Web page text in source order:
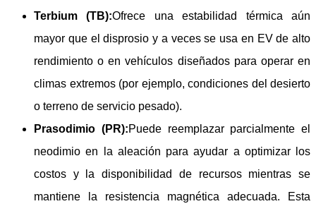
Terbium (TB):Ofrece una estabilidad térmica aún
mayor que el disprosio y a veces se usa en EV de alto
rendimiento o en vehículos diseñados para operar en
climas extremos (por ejemplo, condiciones del desierto
o terreno de servicio pesado).
Prasodimio (PR):Puede reemplazar parcialmente el
neodimio en la aleación para ayudar a optimizar los
costos y la disponibilidad de recursos mientras se
mantiene la resistencia magnética adecuada. Esta